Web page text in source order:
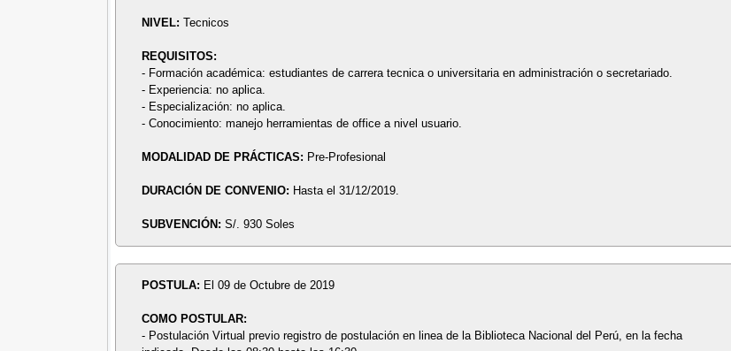
NIVEL:Tecnicos
REQUISITOS:
- Formación académica: estudiantes de carrera tecnica o universitaria en administración o secretariado.
- Experiencia: no aplica.
- Especialización: no aplica.
- Conocimiento: manejo herramientas de office a nivel usuario.
MODALIDAD DE PRÁCTICAS: Pre-Profesional
DURACIÓN DE CONVENIO: Hasta el 31/12/2019.
SUBVENCIÓN:S/. 930 Soles
POSTULA: El 09 de Octubre de 2019
COMO POSTULAR:
- Postulación Virtual previo registro de postulación en linea de la Biblioteca Nacional del Perú, en la fecha